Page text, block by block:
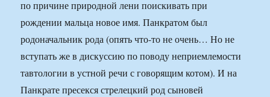
по причине природной лени поискивать при
рождении мальца новое имя. Панкратом был
родоначальник рода (опять что-то не очень… Но не
вступать же в дискуссию по поводу неприемлемости
тавтологии в устной речи с говорящим котом). И на
Панкрате пресекся стрелецкий род сыновей